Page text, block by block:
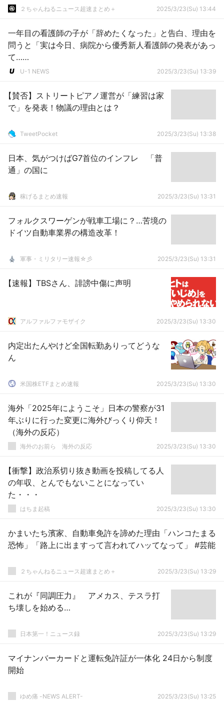
２ちゃんねるニュース超速まとめ＋ 2025/3/23(Su) 13:44
一年目の看護師の子が「辞めたくなった」と告白、理由を
問うと「実は今日、病院から優秀新人看護師の発表があっ
て……
U-1 NEWS 2025/3/23(Su) 13:39
【賛否】ストリートピアノ運営が「練習は家
で」を発表！物議の理由とは？
TweetPocket 2025/3/23(Su) 13:38
日本、気がつけばG7首位のインフレ 「普
通」の国に
稼げるまとめ速報 2025/3/23(Su) 13:31
フォルクスワーゲンが戦車工場に？…苦境の
ドイツ自動車業界の構造改革！
軍事・ミリタリー速報☆彡 2025/3/23(Su) 13:31
【速報】TBSさん、誹謗中傷に声明
アルファルファモザイク 2025/3/23(Su) 13:30
内定出たんやけど全国転勤ありってどうな
ん
米国株ETFまとめ速報 2025/3/23(Su) 13:30
海外「2025年にようこそ」日本の警察が31
年ぶりに行った変更に海外びっくり仰天！
（海外の反応）
海外のお前ら 海外の反応 2025/3/23(Su) 13:30
【衝撃】政治系切り抜き動画を投稿してる人
の年収、とんでもないことになってい
た・・・
はちま起稿 2025/3/23(Su) 13:30
かまいたち濱家、自動車免許を諦めた理由「ハンコたまる
恐怖」「路上に出ますって言われてハッてなって」 #芸能
２ちゃんねるニュース超速まとめ＋ 2025/3/23(Su) 13:29
これが『同調圧力』 アメカス、テスラ打
ち壊しを始める…
日本第一！ニュース録 2025/3/23(Su) 13:29
マイナンバーカードと運転免許証が一体化 24日から制度
開始
ゆめ痛 -NEWS ALERT- 2025/3/23(Su) 13:25